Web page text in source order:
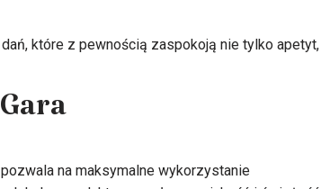
które z pewnością zaspokoją nie tylko apetyt,
na maksymalne wykorzystanie